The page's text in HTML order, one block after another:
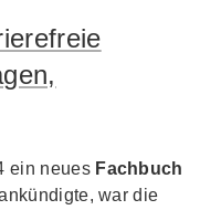
ein neues Fachbuch
war die